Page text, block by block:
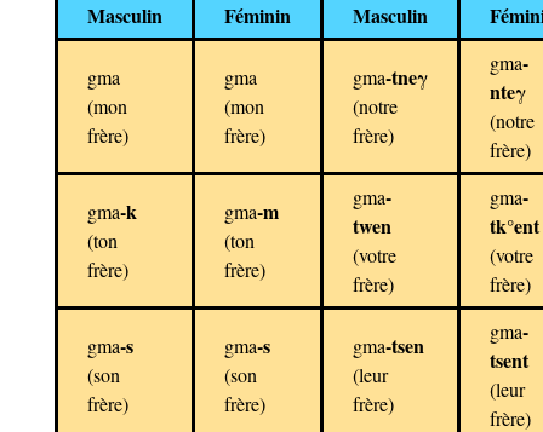
Masculin
Féminin Masculin
gma
(mon
frère)
gma
(mon
frère)
gma-tneγ
(notre
frère)
gma-
nteγ
(notre
frère)
gma-k
(ton
frère)
gma-m
(ton
frère)
gma-
twen
(votre
frère)
gma-
tk°ent
(votre
frère)
gma-s
(son
frère)
gma-s
(son
frère)
gma-tsen
(leur
frère)
gma-
tsent
(leur
frère)